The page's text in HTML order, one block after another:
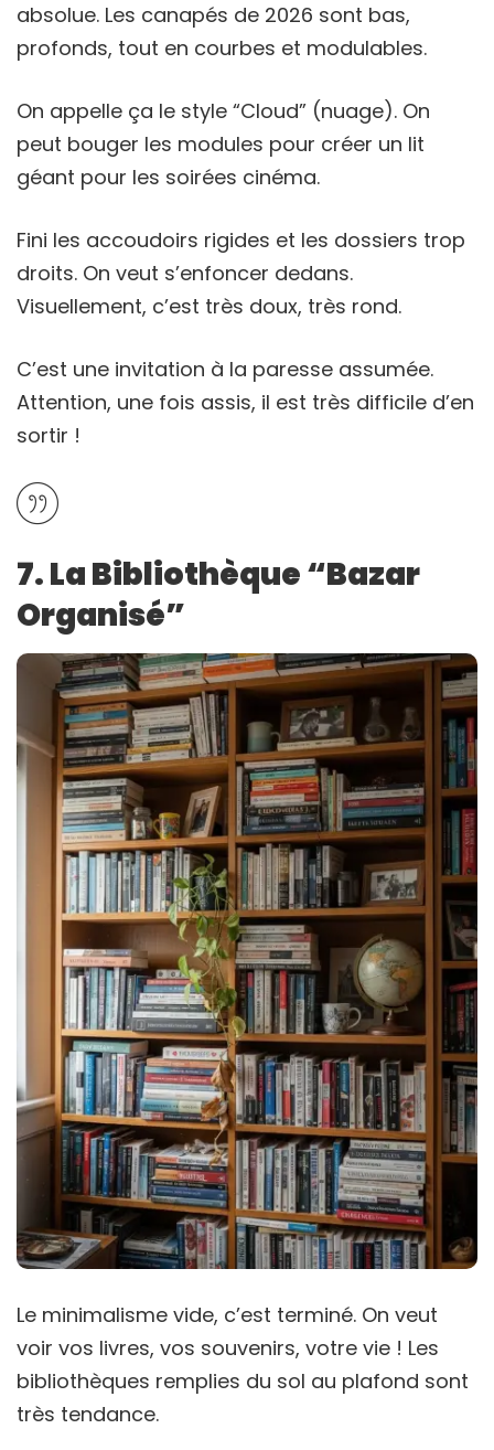
absolue. Les canapés de 2026 sont bas,
profonds, tout en courbes et modulables.
On appelle ça le style “Cloud” (nuage). On
peut bouger les modules pour créer un lit
géant pour les soirées cinéma.
Fini les accoudoirs rigides et les dossiers trop
droits. On veut s’enfoncer dedans.
Visuellement, c’est très doux, très rond.
C’est une invitation à la paresse assumée.
Attention, une fois assis, il est très difficile d’en
sortir !
7. La Bibliothèque “Bazar
Organisé”
Le minimalisme vide, c’est terminé. On veut
voir vos livres, vos souvenirs, votre vie ! Les
bibliothèques remplies du sol au plafond sont
très tendance.